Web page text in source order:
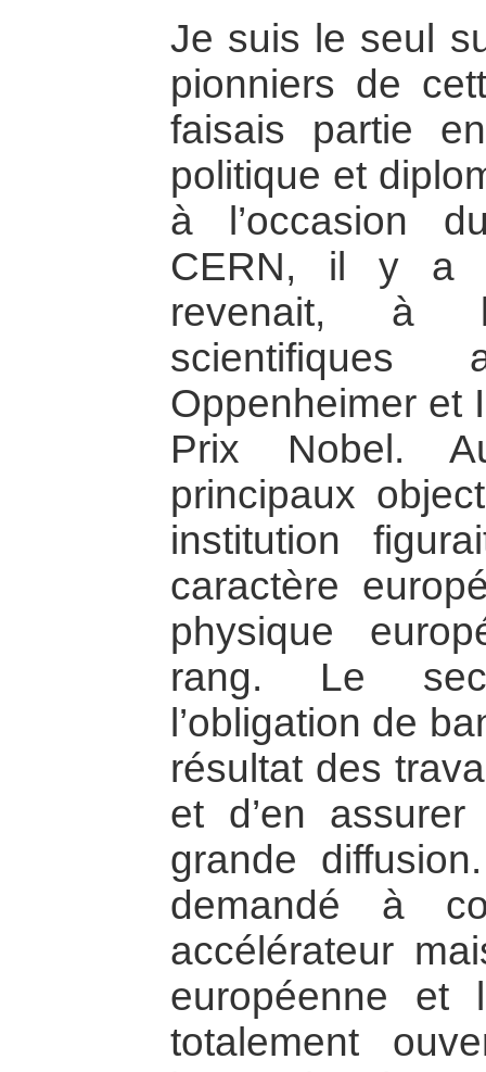
Je suis le seul
pionniers de
faisais partie
politique et
à l’occasion
CERN, il y a
revenait, à
scientifiques
Oppenheimer et
Prix Nobel.
principaux
institution
caractère
physique
rang. Le
l’obligation de
résultat des
et d’en
grande
demandé à
accélérateur
européenne et
totalement